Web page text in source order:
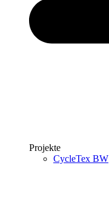
Projekte
CycleTex BW